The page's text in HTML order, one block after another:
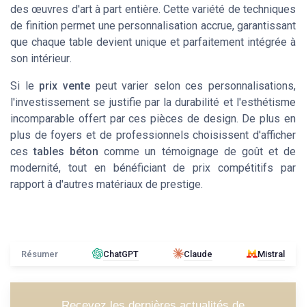
des œuvres d'art à part entière. Cette variété de techniques
de finition permet une personnalisation accrue, garantissant
que chaque table devient unique et parfaitement intégrée à
son intérieur.
Si le prix ventepeut varier selon ces personnalisations,
l'investissement se justifie par ladurabilité et l'esthétisme
incomparable offert par ces pièces de design. De plus en
plus de foyers et de professionnels choisissent d'afficher
cestables béton comme un témoignage de goût et de
modernité, tout en bénéficiant de prix compétitifs par
rapport à d'autres matériaux de prestige.
Résumer ChatGPT Claude Mistral